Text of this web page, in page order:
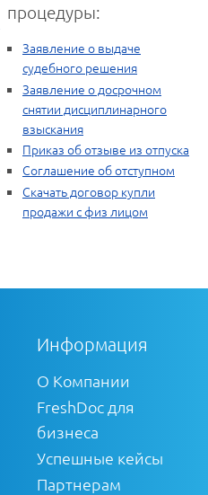
процедуры:
Заявление о выдаче
судебного решения
Заявление о досрочном
снятии дисциплинарного
взыскания
Приказ об отзыве из отпуска
Соглашение об отступном
Скачать договор купли
продажи с физ лицом
Информация
О Компании
FreshDoc для
бизнеса
Успешные кейсы
Партнерам